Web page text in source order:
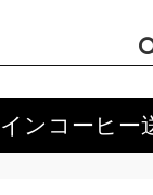
ンコーヒー